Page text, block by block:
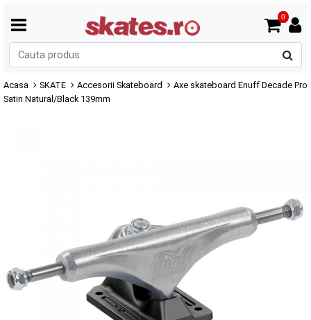
0
Acasa SKATE Accesorii Skateboard
Axe skateboard Enuff Decade Pro
Satin Natural/Black 139mm